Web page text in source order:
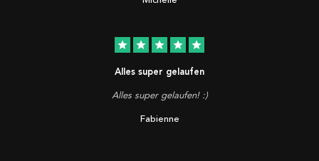
star star star star star
Alles super gelaufen
Alles super gelaufen! :)
Fabienne